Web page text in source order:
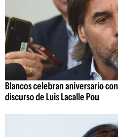
Blancos celebran aniversario
discurso de Luis Lacalle Pou